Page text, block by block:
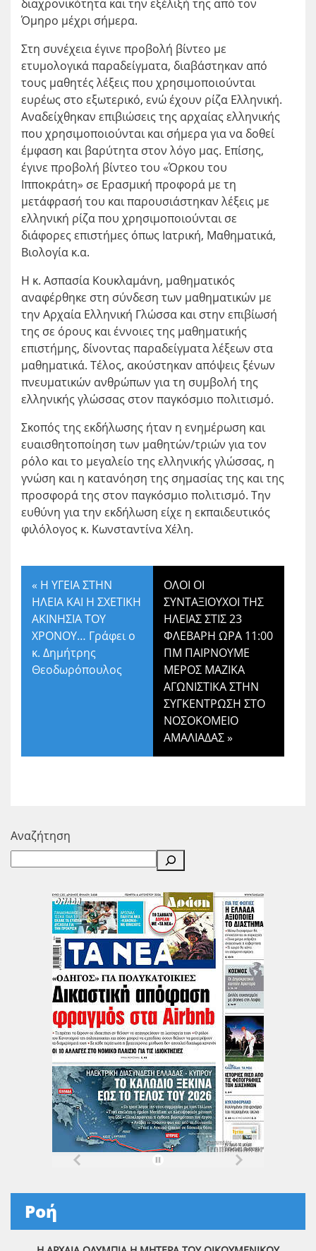
διαχρονικότητα και την εξέλιξή της από τον
Όμηρο μέχρι σήμερα.
Στη συνέχεια έγινε προβολή βίντεο με
ετυμολογικά παραδείγματα, διαβάστηκαν από
τους μαθητές λέξεις που χρησιμοποιούνται
ευρέως στο εξωτερικό, ενώ έχουν ρίζα Ελληνική.
Αναδείχθηκαν επιβιώσεις της αρχαίας ελληνικής
που χρησιμοποιούνται και σήμερα για να δοθεί
έμφαση και βαρύτητα στον λόγο μας. Επίσης,
έγινε προβολή βίντεο του «Όρκου του
Ιπποκράτη» σε Ερασμική προφορά με τη
μετάφρασή του και παρουσιάστηκαν λέξεις με
ελληνική ρίζα που χρησιμοποιούνται σε
διάφορες επιστήμες όπως Ιατρική, Μαθηματικά,
Βιολογία κ.α.
Η κ. Ασπασία Κουκλαμάνη, μαθηματικός
αναφέρθηκε στη σύνδεση των μαθηματικών με
την Αρχαία Ελληνική Γλώσσα και στην επιβίωσή
της σε όρους και έννοιες της μαθηματικής
επιστήμης, δίνοντας παραδείγματα λέξεων στα
μαθηματικά. Τέλος, ακούστηκαν απόψεις ξένων
πνευματικών ανθρώπων για τη συμβολή της
ελληνικής γλώσσας στον παγκόσμιο πολιτισμό.
Σκοπός της εκδήλωσης ήταν η ενημέρωση και
ευαισθητοποίηση των μαθητών/τριών για τον
ρόλο και το μεγαλείο της ελληνικής γλώσσας, η
γνώση και η κατανόηση της σημασίας της και της
προσφορά της στον παγκόσμιο πολιτισμό. Την
ευθύνη για την εκδήλωση είχε η εκπαιδευτικός
φιλόλογος κ. Κωνσταντίνα Χέλη.
« Η ΥΓΕΙΑ ΣΤΗΝ
ΗΛΕΙΑ ΚΑΙ Η ΣΧΕΤΙΚΗ
ΑΚΙΝΗΣΙΑ ΤΟΥ
ΧΡΟΝΟΥ… Γράφει ο
κ. Δημήτρης
Θεοδωρόπουλος
ΟΛΟΙ ΟΙ
ΣΥΝΤΑΞΙΟΥΧΟΙ ΤΗΣ
ΗΛΕΙΑΣ ΣΤΙΣ 23
ΦΛΕΒΑΡΗ ΩΡΑ 11:00
ΠΜ ΠΑΙΡΝΟΥΜΕ
ΜΕΡΟΣ ΜΑΖΙΚΑ
ΑΓΩΝΙΣΤΙΚΑ ΣΤΗΝ
ΣΥΓΚΕΝΤΡΩΣΗ ΣΤΟ
ΝΟΣΟΚΟΜΕΙΟ
ΑΜΑΛΙΑΔΑΣ»
Αναζήτηση
Ροή